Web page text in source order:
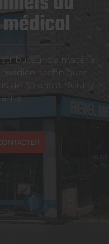
de matériel
techniques
de 30 ans à Neuilly-